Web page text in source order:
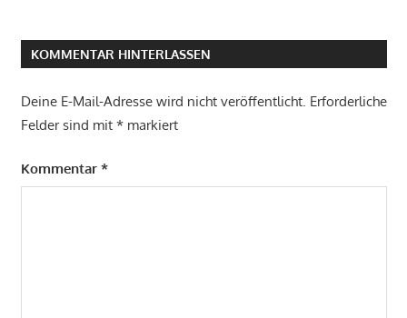
KOMMENTAR HINTERLASSEN
Deine E-Mail-Adresse wird nicht veröffentlicht. Erforderliche
Felder sind mit *markiert
Kommentar *